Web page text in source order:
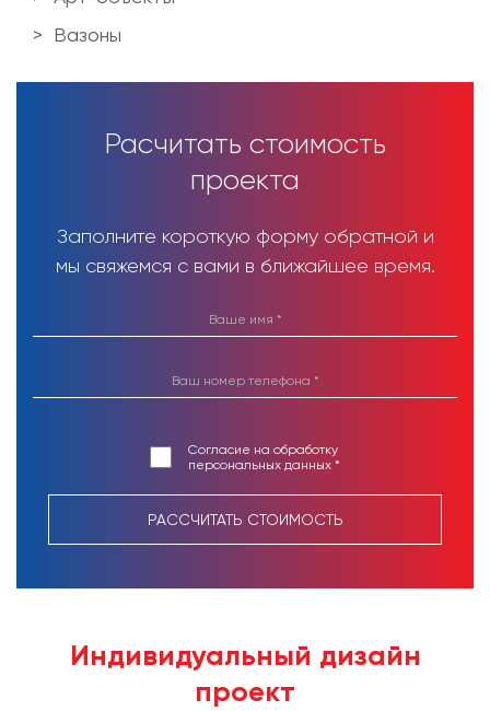
Вазоны
Расчитать стоимость
проекта
Заполните короткую форму обратной и
мы свяжемся с вами в ближайшее время.
Согласие на обработку
персональных данных *
РАССЧИТАТЬ СТОИМОСТЬ
Индивидуальный дизайн
проект